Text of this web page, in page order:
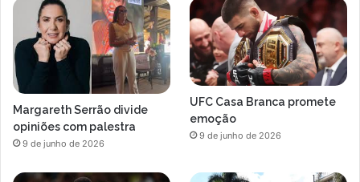
Margareth Serrão divide
opiniões com palestra
9 de junho de 2026
UFC Casa Branca promete
emoção
9 de junho de 2026